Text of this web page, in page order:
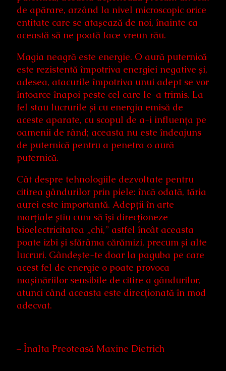
de apărare, arzând la nivel microscopic orice
entitate care se atașează de noi, înainte ca
această să ne poată face vreun rău.
Magia neagră este energie. O aură puternică
este rezistentă împotriva energiei negative și,
adesea, atacurile împotriva unui adept se vor
întoarce înapoi peste cel care le-a trimis. La
fel stau lucrurile și cu energia emisă de
aceste aparate, cu scopul de a-i influența pe
oamenii de rând; aceasta nu este îndeajuns
de puternică pentru a penetra o aură
puternică.
Cât despre tehnologiile dezvoltate pentru
citirea gândurilor prin piele: încă odată, tăria
aurei este importantă. Adepții în arte
marțiale știu cum să își direcționeze
bioelectricitatea „chi,” astfel încât aceasta
poate izbi și sfărâma cărămizi, precum și alte
lucruri. Gândește-te doar la paguba pe care
acest fel de energie o poate provoca
mașinăriilor sensibile de citire a gândurilor,
atunci când aceasta este direcționată în mod
adecvat.
– Înalta Preoteasă Maxine Dietrich